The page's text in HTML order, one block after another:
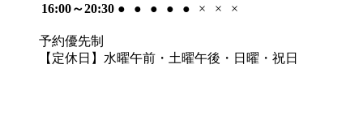
16:00～20:30 ● ● ● ● ● × × ×
予約優先制
【定休日】水曜午前・土曜午後・日曜・祝日